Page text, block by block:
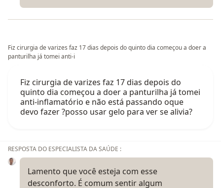
Fiz cirurgia de varizes faz 17 dias depois do quinto dia começou a doer a
panturilha já tomei anti-i
Fiz cirurgia de varizes faz 17 dias depois do
quinto dia começou a doer a panturilha já tomei
anti-inflamatório e não está passando oque
devo fazer ?posso usar gelo para ver se alivia?
RESPOSTA DO ESPECIALISTA DA SAÚDE :
Lamento que você esteja com esse
desconforto. É comum sentir algum